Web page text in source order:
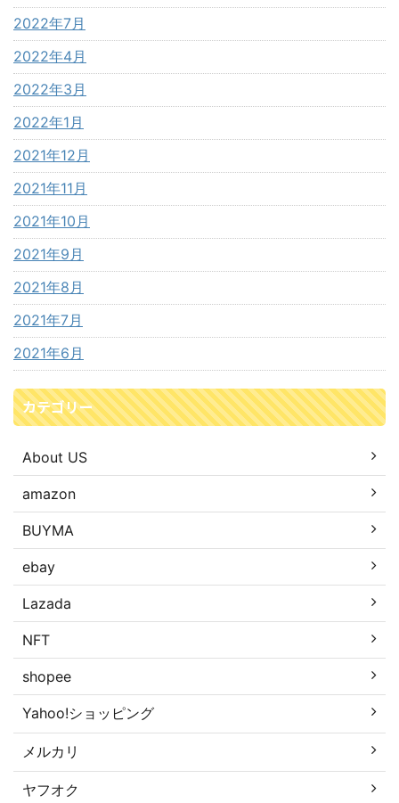
2022年7月
2022年4月
2022年3月
2022年1月
2021年12月
2021年11月
2021年10月
2021年9月
2021年8月
2021年7月
2021年6月
カテゴリー
About US
amazon
BUYMA
ebay
Lazada
NFT
shopee
Yahoo!ショッピング
メルカリ
ヤフオク